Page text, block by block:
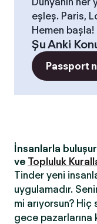
eşleş. Paris,
Hemen başla!
Şu Anki
Passport
İnsanlarla
ve Topluluk
Tinder yeni
uygulamadır.
mi arıyorsun?
gece pazarlarına